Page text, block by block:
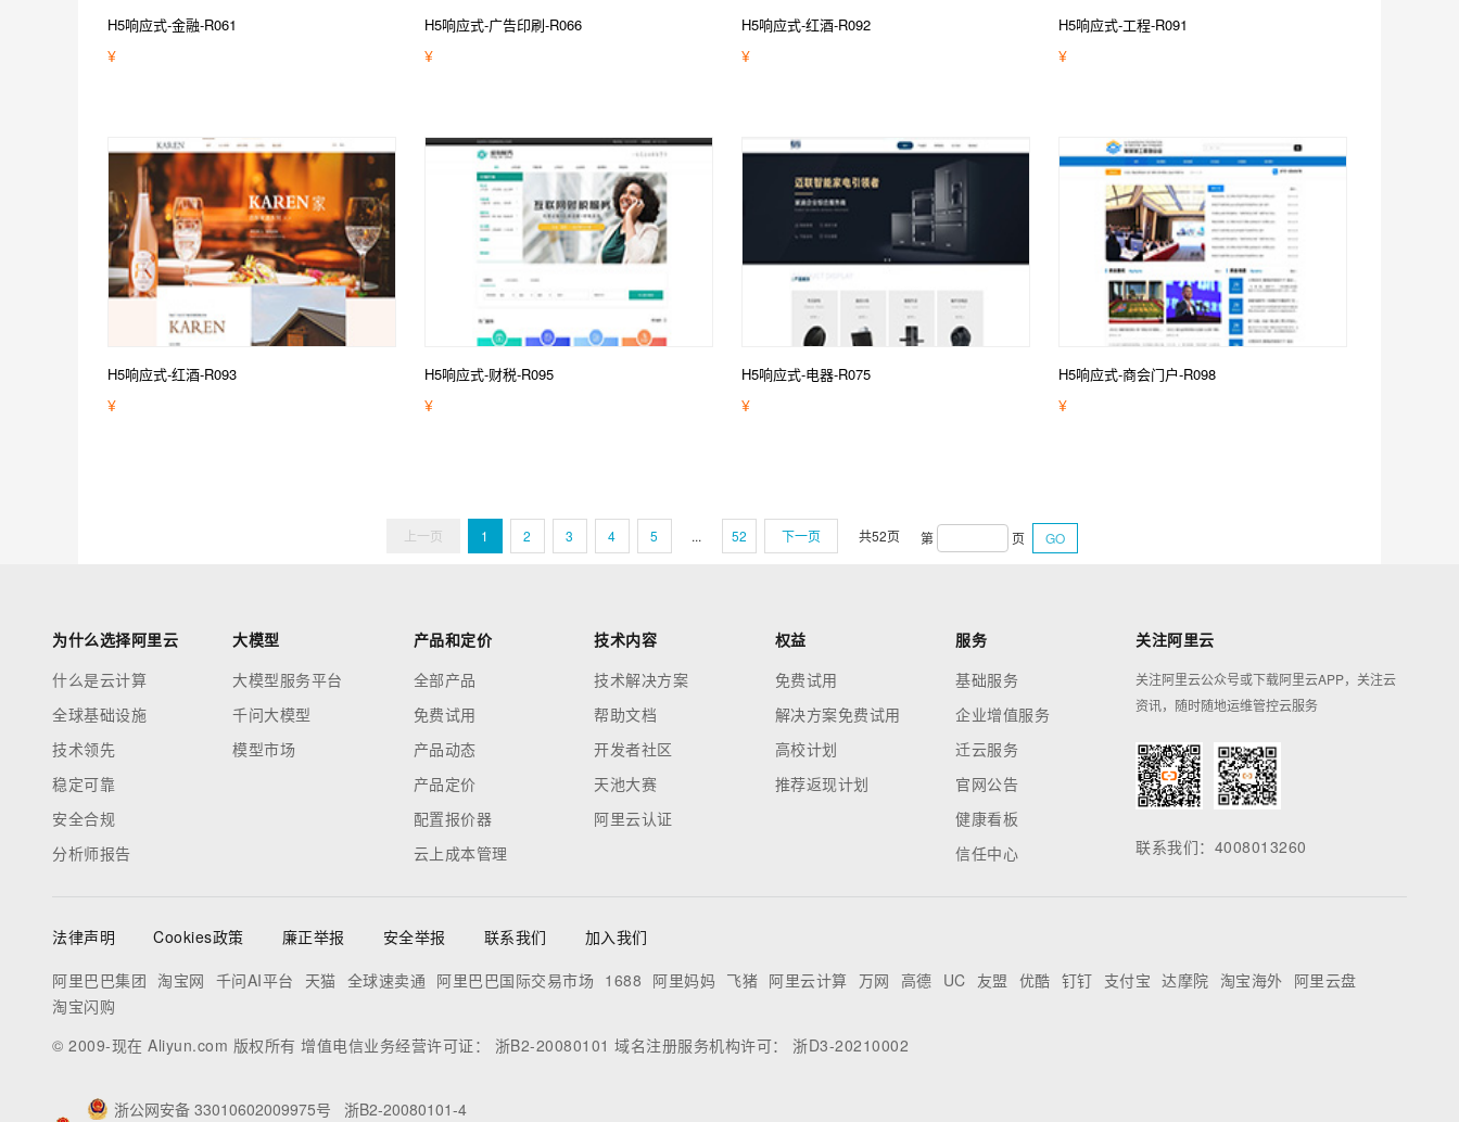
H5响应式-金融-R061
¥
H5响应式-广告印刷-R066
¥
H5响应式-红酒-R092
¥
H5响应式-工程-R091
¥
H5响应式-红酒-R093
¥
H5响应式-财税-R095
¥
H5响应式-电器-R075
¥
H5响应式-商会门户-R098
¥
上一页 1 2 3 4 5 ... 52 下一页 共52页 第 页 GO